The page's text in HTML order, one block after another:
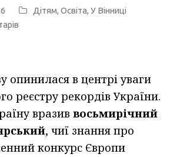
Дітям,Освіта,У Вінниці
опинилася в центрі уваги
реєстру рекордів України.
вразиввосьмирічний
, чиї знання про
конкурс Європи